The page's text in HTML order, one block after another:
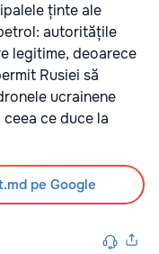
ținte ale
autoritățile
legitime, deoarece
Rusiei să
ucrainene
ce duce la
pe Google